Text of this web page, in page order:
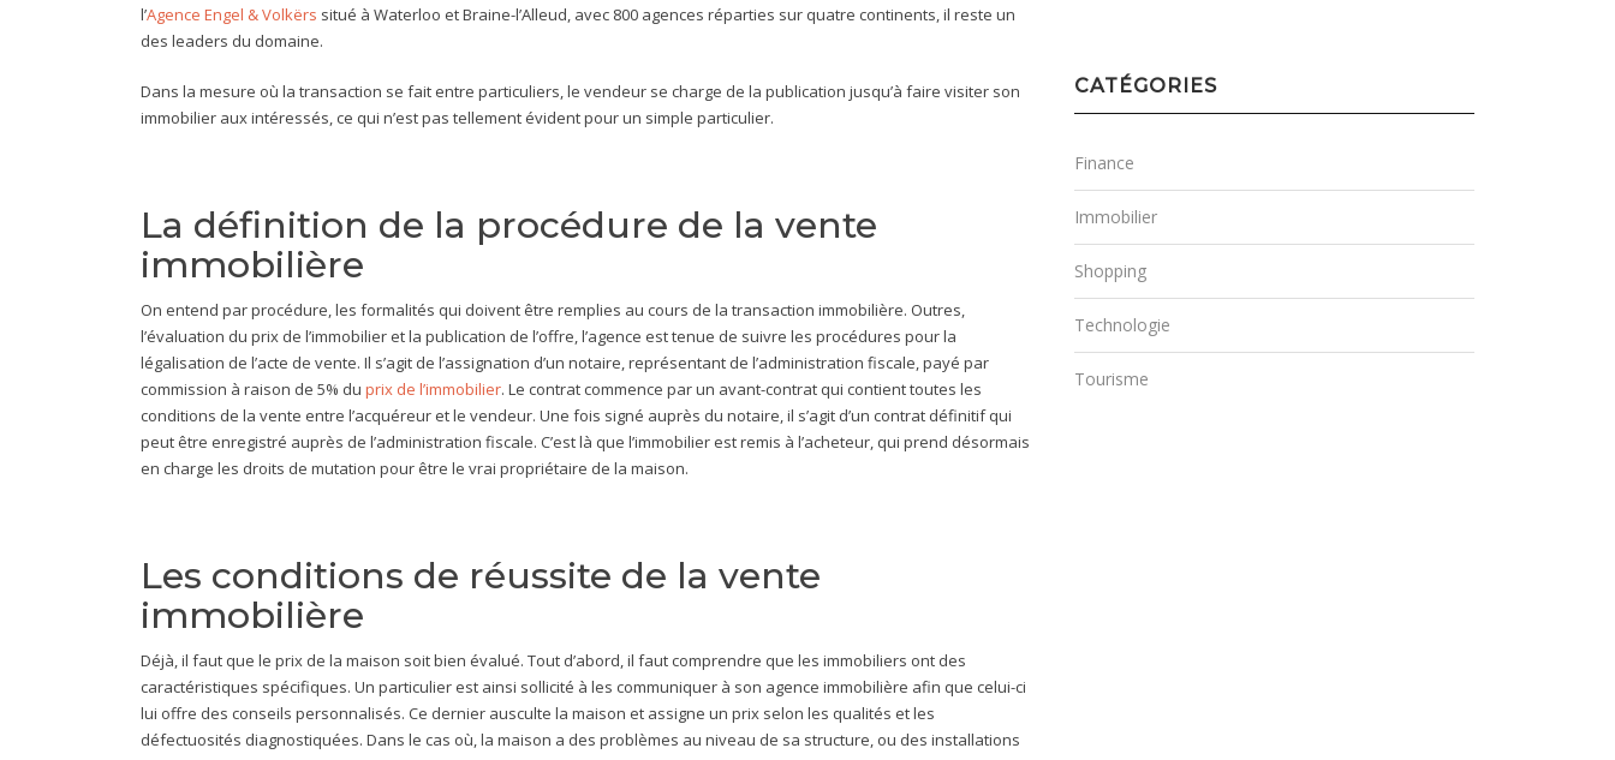
l’Agence Engel & Volkërs situé à Waterloo et Braine-l’Alleud, avec 800 agences réparties sur quatre continents, il reste un
des leaders du domaine.
Dans la mesure où la transaction se fait entre particuliers, le vendeur se charge de la publication jusqu’à faire visiter son
immobilier aux intéressés, ce qui n’est pas tellement évident pour un simple particulier.
La définition de la procédure de la vente
immobilière
On entend par procédure, les formalités qui doivent être remplies au cours de la transaction immobilière. Outres,
l’évaluation du prix de l’immobilier et la publication de l’offre, l’agence est tenue de suivre les procédures pour la
légalisation de l’acte de vente. Il s’agit de l’assignation d’un notaire, représentant de l’administration fiscale, payé par
commission à raison de 5% du prix de l’immobilier. Le contrat commence par un avant-contrat qui contient toutes les
conditions de la vente entre l’acquéreur et le vendeur. Une fois signé auprès du notaire, il s’agit d’un contrat définitif qui
peut être enregistré auprès de l’administration fiscale. C’est là que l’immobilier est remis à l’acheteur, qui prend désormais
en charge les droits de mutation pour être le vrai propriétaire de la maison.
Les conditions de réussite de la vente
immobilière
Déjà, il faut que le prix de la maison soit bien évalué. Tout d’abord, il faut comprendre que les immobiliers ont des
caractéristiques spécifiques. Un particulier est ainsi sollicité à les communiquer à son agence immobilière afin que celui-ci
lui offre des conseils personnalisés. Ce dernier ausculte la maison et assigne un prix selon les qualités et les
défectuosités diagnostiquées. Dans le cas où, la maison a des problèmes au niveau de sa structure, ou des installations
CATÉGORIES
Finance
Immobilier
Shopping
Technologie
Tourisme